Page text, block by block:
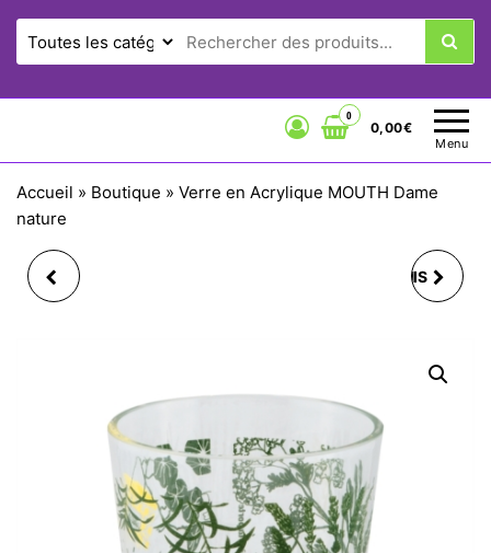
Menu
0
0,00€
Accueil » Boutique » Verre en Acrylique MOUTH Dame
nature
30CL
BOL JUMBO VERT ANIS